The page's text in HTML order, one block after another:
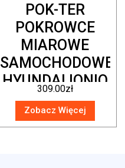
POK-TER
POKROWCE
MIAROWE
SAMOCHODOWE
HYUNDAI IONIQ
309.00zł
Zobacz Więcej